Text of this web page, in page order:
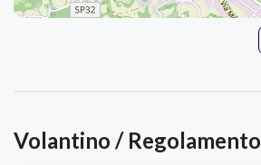
Volantino / Regolamento